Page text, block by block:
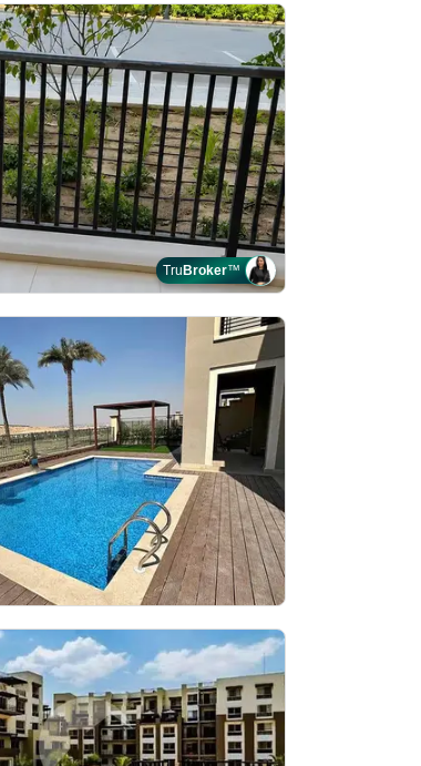
TruBroker™